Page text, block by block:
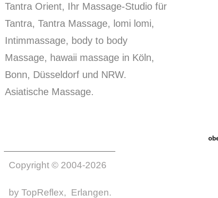
Tantra Orient, Ihr Massage-Studio für
Tantra, Tantra Massage, lomi lomi,
Intimmassage, body to body
Massage, hawaii massage in Köln,
Bonn, Düsseldorf und NRW.
Asiatische Massage.
Copyright © 2004-2026
by TopReflex, Erlangen.